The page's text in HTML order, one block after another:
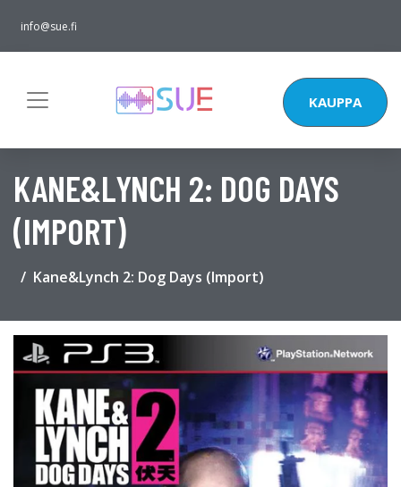
info@sue.fi
KAUPPA
KANE&LYNCH 2: DOG DAYS
(IMPORT)
Kane&Lynch 2: Dog Days (Import)